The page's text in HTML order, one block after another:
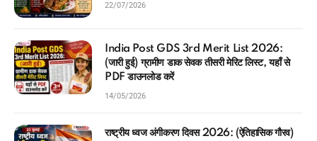
22/07/2026
India Post GDS 3rd Merit List 2026:
(जारी हुई) ग्रामीण डाक सेवक तीसरी मेरिट लिस्ट, यहाँ से
PDF डाउनलोड करें
14/05/2026
राष्ट्रीय ध्वज अंगीकरण दिवस 2026: (ऐतिहासिक गौरव)